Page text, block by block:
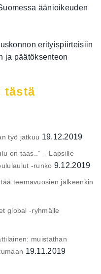
äänioikeuden
erityispiirteisiin
ja päätöksenteon
tästä
työ jatkuu 19.12.2019
on taas..” – Lapsille
-runko 9.12.2019
teemavuosien jälkeenkin
global -ryhmälle
muistathan
19.11.2019